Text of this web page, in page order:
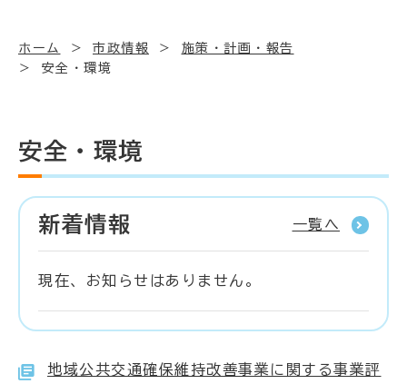
ホーム 市政情報
施策・計画・報告
安全・環境
安全・環境
新着情報 一覧へ
現在、お知らせはありません。
地域公共交通確保維持改善事業に関する事業評